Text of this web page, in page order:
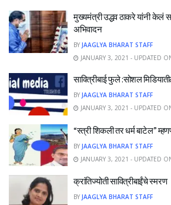
मुख्यमंत्री उद्धव ठाकरे यांनी केलं
अभिवादन
BY JAAGLYA BHARAT STAFF
JANUARY 3, 2021 - UPDATED
सावित्रीबाई फुले :सोशल
BY JAAGLYA BHARAT STAFF
JANUARY 3, 2021 - UPDATED
“स्त्री शिकली तर धर्म बाटेल”
BY JAAGLYA BHARAT STAFF
JANUARY 3, 2021 - UPDATED
क्रांतिज्योती सावित्रीबाईंचे स्मरण
BY JAAGLYA BHARAT STAFF